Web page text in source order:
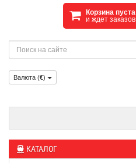
Корзина пуста
и ждет заказов
Валюта (€)
КАТАЛОГ